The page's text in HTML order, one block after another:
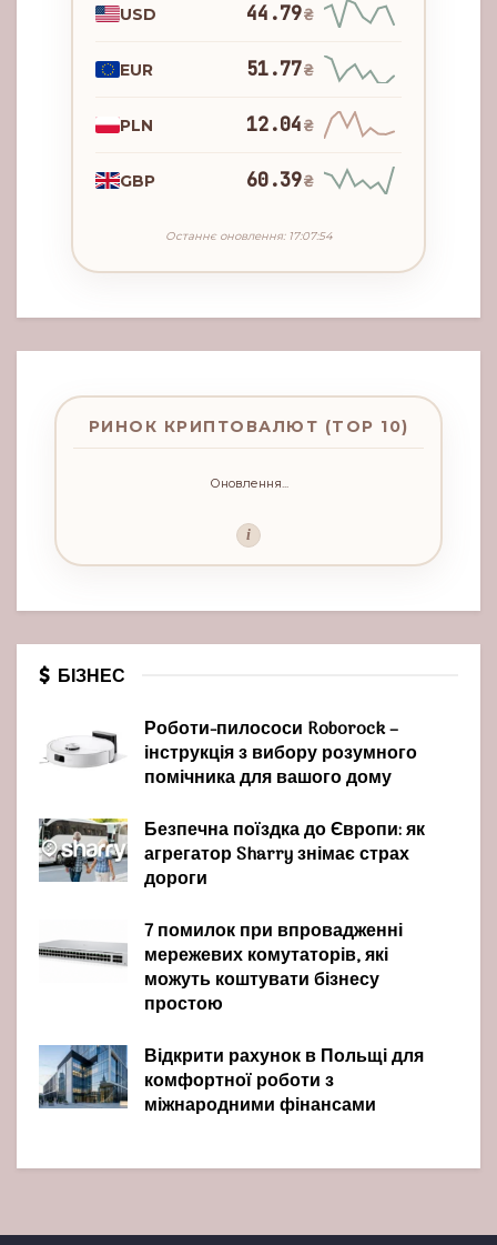
USD 44.79₴
EUR 51.77₴
PLN 12.04₴
GBP 60.39₴
Останнє оновлення: 17:07:54
РИНОК КРИПТОВАЛЮТ (TOP 10)
Оновлення...
i
БІЗНЕС
Роботи-пилососи Roborock –
інструкція з вибору розумного
помічника для вашого дому
Безпечна поїздка до Європи: як
агрегатор Sharry знімає страх
дороги
7 помилок при впровадженні
мережевих комутаторів, які
можуть коштувати бізнесу
простою
Відкрити рахунок в Польщі для
комфортної роботи з
міжнародними фінансами